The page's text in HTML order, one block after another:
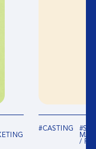
#CASTING
#SNS
/ PR